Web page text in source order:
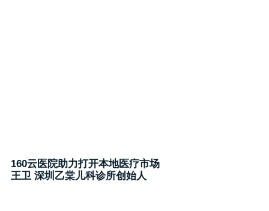
160云医院助力打开本地医疗市场
王卫 深圳乙棠儿科诊所创始人